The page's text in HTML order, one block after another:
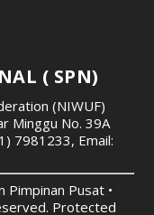
( SPN)
(NIWUF)
Minggu No. 39A
7981233, Email:
Pusat •
Protected